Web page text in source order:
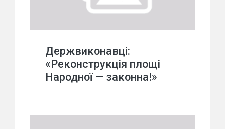
Держвиконавці:
«Реконструкція площі
Народної — законна!»